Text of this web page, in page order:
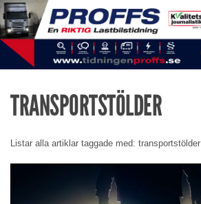
TRANSPORTSTÖLDER
Listar alla artiklar taggade med: transportstölder